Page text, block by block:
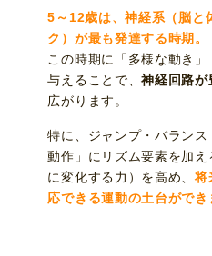
5～12歳は、神経系（脳と
ク）が最も発達する時期。
この時期に「多様な動き
与えることで、神経回路が
広がります。
特に、ジャンプ・バラン
動作」にリズム要素を加
に変化する力）を高め、将
応できる運動の土台ができ